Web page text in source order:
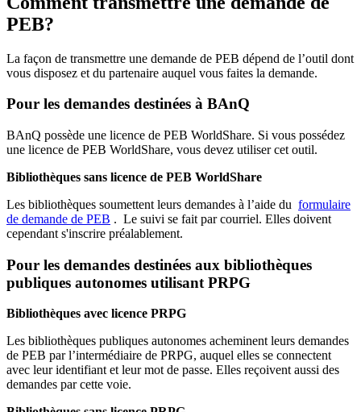
PEB?
La façon de transmettre une demande de PEB dépend de l’outil dont
vous disposez et du partenaire auquel vous faites la demande.
Pour les demandes destinées à BAnQ
BAnQ possède une licence de PEB WorldShare. Si vous possédez
une licence de PEB WorldShare, vous devez utiliser cet outil.
Bibliothèques sans licence de PEB WorldShare
Les bibliothèques soumettent leurs demandes à l’aide du formulaire
de demande de PEB . Le suivi se fait par courriel. Elles doivent
cependant s'inscrire préalablement.
Pour les demandes destinées aux bibliothèques
publiques autonomes utilisant PRPG
Bibliothèques avec licence PRPG
Les bibliothèques publiques autonomes acheminent leurs demandes
de PEB par l’intermédiaire de PRPG, auquel elles se connectent
avec leur identifiant et leur mot de passe. Elles reçoivent aussi des
demandes par cette voie.